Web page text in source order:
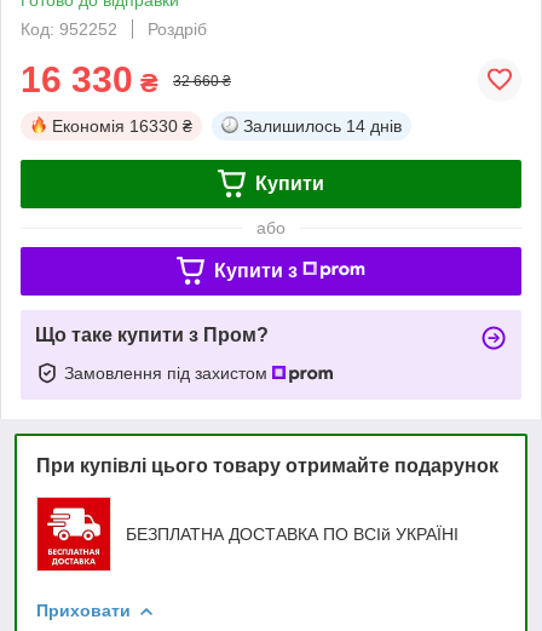
Код: 952252
Роздріб
16 330 ₴ 32 660 ₴
Економія 16330 ₴ Залишилось 14 днів
Купити
або
Купити з
Що таке купити з Пром?
Замовлення під захистом
При купівлі цього товару отримайте подарунок
БЕЗПЛАТНА ДОСТАВКА ПО ВСІй УКРАЇНІ
Приховати